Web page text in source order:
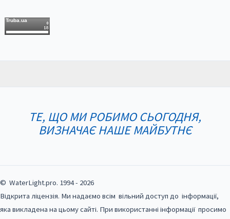
Truba.ua
ТЕ, ЩО МИ РОБИМО СЬОГОДНЯ,
ВИЗНАЧАЄ НАШЕ МАЙБУТНЄ
© WaterLight.pro. 1994 - 2026
Відкрита ліцензія. Ми надаємо всім вільний доступ до інформації,
яка викладена на цьому сайті. При використанні інформації просимо